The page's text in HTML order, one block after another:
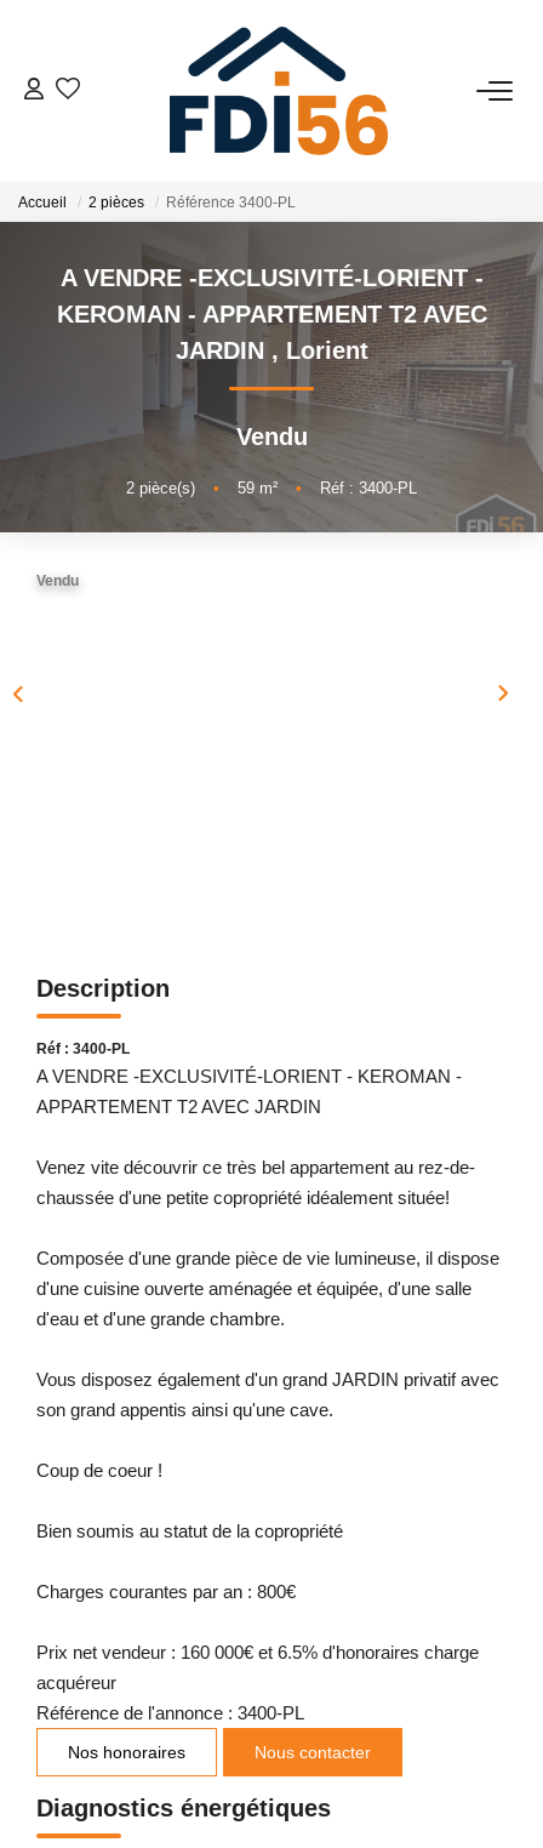
02 97 81 41 39
VENTES
Prestiges
Investisseurs
LOCATIONS
ESTIMATION
Accueil 2 pièces Référence 3400-PL
A VENDRE -EXCLUSIVITÉ-LORIENT -
KEROMAN - APPARTEMENT T2 AVEC
JARDIN , Lorient
Vendu
2 pièce(s) • 59 m² • Réf : 3400-PL
Vendu
Description
Réf : 3400-PL
A VENDRE -EXCLUSIVITÉ-LORIENT - KEROMAN -
APPARTEMENT T2 AVEC JARDIN
Venez vite découvrir ce très bel appartement au rez-de-
chaussée d'une petite copropriété idéalement située!
Composée d'une grande pièce de vie lumineuse, il dispose
d'une cuisine ouverte aménagée et équipée, d'une salle
d'eau et d'une grande chambre.
Vous disposez également d'un grand JARDIN privatif avec
son grand appentis ainsi qu'une cave.
Coup de coeur !
Bien soumis au statut de la copropriété
Charges courantes par an : 800€
Prix net vendeur : 160 000€ et 6.5% d'honoraires charge
acquéreur
Référence de l'annonce : 3400-PL
Nos honoraires Nous contacter
Diagnostics énergétiques